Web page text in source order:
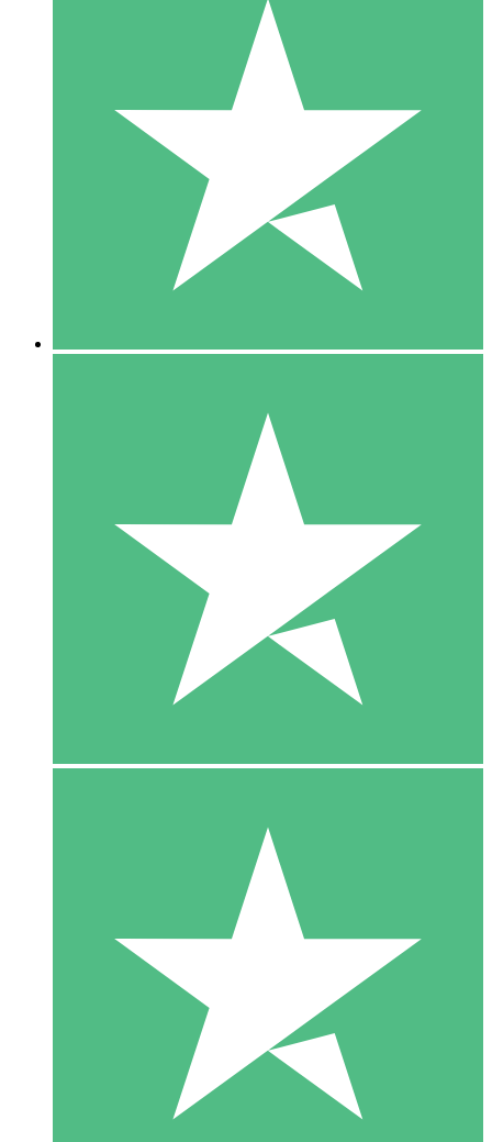
Packs de Crédits Individuels
Payez à l'utilisation avec des crédits de téléchargement. Sans
1 Téléchargement
10 00
10 Téléchargements
20 00